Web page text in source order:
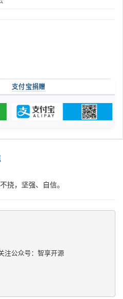
支付宝捐赠
挠，坚强、自信。
注公众号：智享开源